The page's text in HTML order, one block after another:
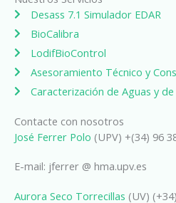
Desass 7.1 Simulador EDAR
BioCalibra
LodifBioControl
Asesoramiento Técnico y
Caracterización de Aguas y
Contacte con nosotros
José Ferrer Polo (UPV) +(34) 96
E-mail: jferrer @ hma.upv.es
Aurora Seco Torrecillas (UV)